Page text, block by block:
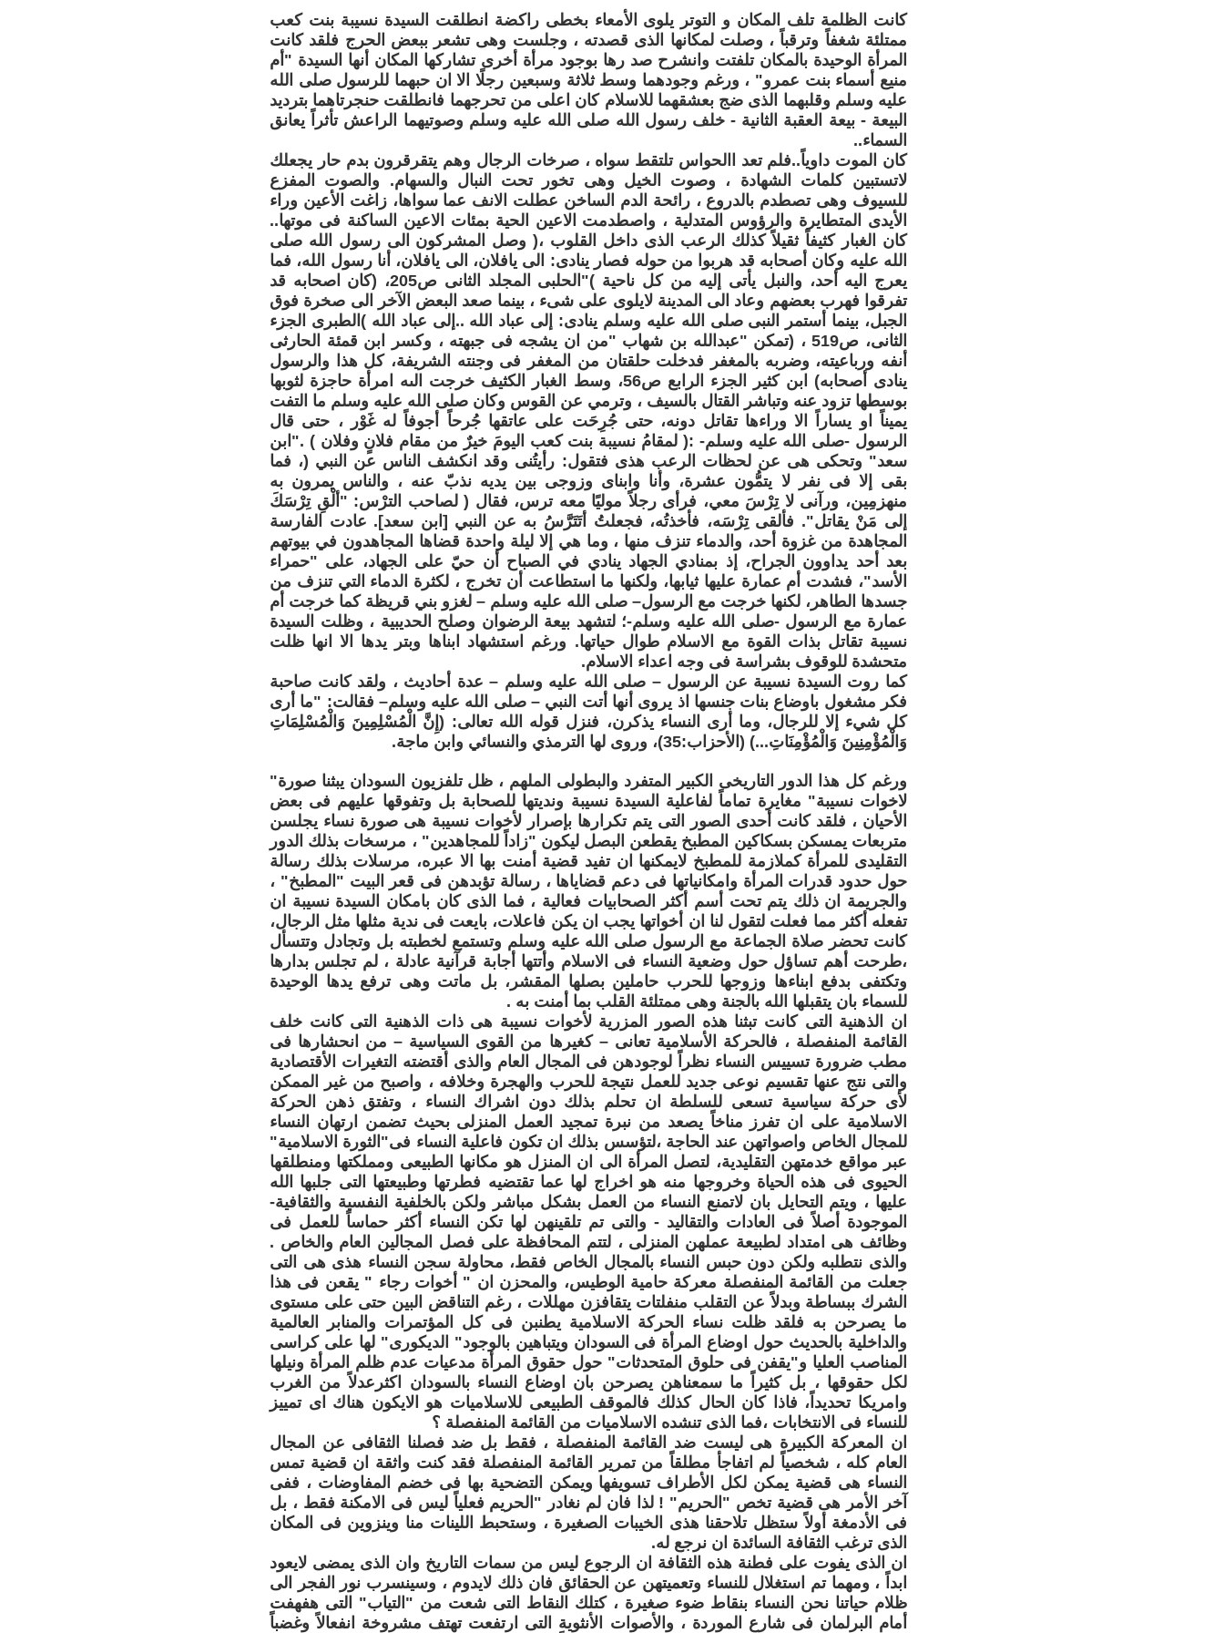
كانت الظلمة تلف المكان و التوتر يلوى الأمعاء بخطى راكضة انطلقت السيدة نسيبة بنت كعب
ممتلئة شغفاً وترقباً ، وصلت لمكانها الذى قصدته ، وجلست وهى تشعر ببعض الحرج فلقد كانت
المرأة الوحيدة بالمكان تلفتت وانشرح صد رها بوجود مرأة أخرى تشاركها المكان أنها السيدة "أم
منيع أسماء بنت عمرو" ، ورغم وجودهما وسط ثلاثة وسبعين رجلًا الا ان حبهما للرسول صلى الله
عليه وسلم وقلبهما الذى ضج بعشقهما للاسلام كان اعلى من تحرجهما فانطلقت حنجرتاهما بترديد
البيعة - بيعة العقبة الثانية - خلف رسول الله صلى الله عليه وسلم وصوتيهما الراعش تأثراً يعانق
السماء..
كان الموت داوياً..فلم تعد االحواس تلتقط سواه ، صرخات الرجال وهم يتقرقرون بدم حار يجعلك
لاتستبين كلمات الشهادة ، وصوت الخيل وهى تخور تحت النبال والسهام. والصوت المفزع
للسيوف وهى تصطدم بالدروع ، رائحة الدم الساخن عطلت الانف عما سواها، زاغت الأعين وراء
الأيدى المتطايرة والرؤوس المتدلية ، واصطدمت الاعين الحية بمئات الاعين الساكنة فى موتها..
كان الغبار كثيفاً ثقيلاً كذلك الرعب الذى داخل القلوب ،( وصل المشركون الى رسول الله صلى
الله عليه وكان أصحابه قد هربوا من حوله فصار ينادى: الى يافلان، الى يافلان، أنا رسول الله، فما
يعرج اليه أحد، والنبل يأتى إليه من كل ناحية )"الحلبى المجلد الثانى ص205، (كان اصحابه قد
تفرقوا فهرب بعضهم وعاد الى المدينة لايلوى على شىء ، بينما صعد البعض الآخر الى صخرة فوق
الجبل، بينما أستمر النبى صلى الله عليه وسلم ينادى: إلى عباد الله ..إلى عباد الله )الطبرى الجزء
الثانى، ص519 ، (تمكن "عبدالله بن شهاب "من ان يشجه فى جبهته ، وكسر ابن قمئة الحارثى
أنفه ورباعيته، وضربه بالمغفر فدخلت حلقتان من المغفر فى وجنته الشريفة، كل هذا والرسول
ينادى أصحابه) ابن كثير الجزء الرابع ص56، وسط الغبار الكثيف خرجت الىه امرأة حاجزة لثوبها
بوسطها تزود عنه وتباشر القتال بالسيف ، وترمي عن القوس وكان صلى الله عليه وسلم ما التفت
يميناً او يساراً الا وراءها تقاتل دونه، حتى جُرِحَت على عاتقها جُرحاً أجوفاً له غَوْر ، حتى قال
الرسول -صلى الله عليه وسلم- :( لمقامُ نسيبة بنت كعب اليومَ خيرٌ من مقام فلانٍ وفلان ) ."ابن
سعد" وتحكى هى عن لحظات الرعب هذى فتقول: رأيتُنى وقد انكشف الناس عن النبي (، فما
بقى إلا فى نفر لا يتمُّون عشرة، وأنا وابناى وزوجى بين يديه نذبّ عنه ، والناس يمرون به
منهزمِين، ورآنى لا تِرْسَ معي، فرأى رجلاً موليًا معه ترس، فقال ( لصاحب الترْس: "ألْقِ تِرْسَكَ
إلى مَنْ يقاتل". فألقى تِرْسَه، فأخذتُه، فجعلتُ أتَتَرَّسُ به عن النبي [ابن سعد]. عادت الفارسة
المجاهدة من غزوة أحد، والدماء تنزف منها ، وما هي إلا ليلة واحدة قضاها المجاهدون في بيوتهم
بعد أحد يداوون الجراح، إذ بمنادي الجهاد ينادي في الصباح أن حيّ على الجهاد، على "حمراء
الأسد"، فشدت أم عمارة عليها ثيابها، ولكنها ما استطاعت أن تخرج ، لكثرة الدماء التي تنزف من
جسدها الطاهر، لكنها خرجت مع الرسول– صلى الله عليه وسلم – لغزو بني قريظة كما خرجت أم
عمارة مع الرسول -صلى الله عليه وسلم-؛ لتشهد بيعة الرضوان وصلح الحديبية ، وظلت السيدة
نسيبة تقاتل بذات القوة مع الاسلام طوال حياتها. ورغم استشهاد ابناها وبتر يدها الا انها ظلت
متحشدة للوقوف بشراسة فى وجه اعداء الاسلام.
كما روت السيدة نسيبة عن الرسول – صلى الله عليه وسلم – عدة أحاديث ، ولقد كانت صاحبة
فكر مشغول باوضاع بنات جنسها اذ يروى أنها أتت النبي – صلى الله عليه وسلم– فقالت: "ما أرى
كل شيء إلا للرجال، وما أرى النساء يذكرن، فنزل قوله الله تعالى: (إِنَّ الْمُسْلِمِينَ وَالْمُسْلِمَاتِ
وَالْمُؤْمِنِينَ وَالْمُؤْمِنَاتِ...) (الأحزاب:35)، وروى لها الترمذي والنسائي وابن ماجة.
ورغم كل هذا الدور التاريخى الكبير المتفرد والبطولى الملهم ، ظل تلفزيون السودان يبثنا صورة"
لاخوات نسيبة" مغايرة تماماً لفاعلية السيدة نسيبة ونديتها للصحابة بل وتفوقها عليهم فى بعض
الأحيان ، فلقد كانت أحدى الصور التى يتم تكرارها بإصرار لأخوات نسيبة هى صورة نساء يجلسن
متربعات يمسكن بسكاكين المطبخ يقطعن البصل ليكون "زاداً للمجاهدين" ، مرسخات بذلك الدور
التقليدى للمرأة كملازمة للمطبخ لايمكنها ان تفيد قضية أمنت بها الا عبره، مرسلات بذلك رسالة
حول حدود قدرات المرأة وامكانياتها فى دعم قضاياها ، رسالة تؤبدهن فى قعر البيت "المطبخ" ،
والجريمة ان ذلك يتم تحت أسم أكثر الصحابيات فعالية ، فما الذى كان بامكان السيدة نسيبة ان
تفعله أكثر مما فعلت لتقول لنا ان أخواتها يجب ان يكن فاعلات، بايعت فى ندية مثلها مثل الرجال،
كانت تحضر صلاة الجماعة مع الرسول صلى الله عليه وسلم وتستمع لخطبته بل وتجادل وتتسأل
،طرحت أهم تساؤل حول وضعية النساء فى الاسلام وأتتها أجابة قرآنية عادلة ، لم تجلس بدارها
وتكتفى بدفع ابناءها وزوجها للحرب حاملين بصلها المقشر، بل ماتت وهى ترفع يدها الوحيدة
للسماء بان يتقبلها الله بالجنة وهى ممتلئة القلب بما أمنت به .
ان الذهنية التى كانت تبثنا هذه الصور المزرية لأخوات نسيبة هى ذات الذهنية التى كانت خلف
القائمة المنفصلة ، فالحركة الأسلامية تعانى – كغيرها من القوى السياسية – من انحشارها فى
مطب ضرورة تسييس النساء نظراً لوجودهن فى المجال العام والذى أقتضته التغيرات الأقتصادية
والتى نتج عنها تقسيم نوعى جديد للعمل نتيجة للحرب والهجرة وخلافه ، واصبح من غير الممكن
لأى حركة سياسية تسعى للسلطة ان تحلم بذلك دون اشراك النساء ، وتفتق ذهن الحركة
الاسلامية على ان تفرز مناخاً يصعد من نبرة تمجيد العمل المنزلى بحيث تضمن ارتهان النساء
للمجال الخاص واصواتهن عند الحاجة ،لتؤسس بذلك ان تكون فاعلية النساء فى"الثورة الاسلامية"
عبر مواقع خدمتهن التقليدية، لتصل المرأة الى ان المنزل هو مكانها الطبيعى ومملكتها ومنطلقها
الحيوى فى هذه الحياة وخروجها منه هو اخراج لها عما تقتضيه فطرتها وطبيعتها التى جلبها الله
عليها ، ويتم التحايل بان لاتمنع النساء من العمل بشكل مباشر ولكن بالخلفية النفسية والثقافية-
الموجودة أصلاً فى العادات والتقاليد - والتى تم تلقينهن لها تكن النساء أكثر حماساً للعمل فى
وظائف هى امتداد لطبيعة عملهن المنزلى ، لتتم المحافظة على فصل المجالين العام والخاص .
والذى نتطلبه ولكن دون حبس النساء بالمجال الخاص فقط، محاولة سجن النساء هذى هى التى
جعلت من القائمة المنفصلة معركة حامية الوطيس، والمحزن ان " أخوات رجاء " يقعن فى هذا
الشرك ببساطة وبدلاً عن التقلب منفلتات يتقافزن مهللات ، رغم التناقض البين حتى على مستوى
ما يصرحن به فلقد ظلت نساء الحركة الاسلامية يطنبن فى كل المؤتمرات والمنابر العالمية
والداخلية بالحديث حول اوضاع المرأة فى السودان ويتباهين بالوجود" الديكورى" لها على كراسى
المناصب العليا و"يقفن فى حلوق المتحدثات" حول حقوق المرأة مدعيات عدم ظلم المرأة ونيلها
لكل حقوقها ، بل كثيراً ما سمعناهن يصرحن بان اوضاع النساء بالسودان اكثرعدلاً من الغرب
وامريكا تحديداً، فاذا كان الحال كذلك فالموقف الطبيعى للاسلاميات هو الايكون هناك اى تمييز
للنساء فى الانتخابات ،فما الذى تنشده الاسلاميات من القائمة المنفصلة ؟
ان المعركة الكبيرة هى ليست ضد القائمة المنفصلة ، فقط بل ضد فصلنا الثقافى عن المجال
العام كله ، شخصياً لم اتفاجأ مطلقاً من تمرير القائمة المنفصلة فقد كنت واثقة ان قضية تمس
النساء هى قضية يمكن لكل الأطراف تسويفها ويمكن التضحية بها فى خضم المفاوضات ، ففى
آخر الأمر هى قضية تخص "الحريم" ! لذا فان لم نغادر "الحريم فعلياً ليس فى الامكنة فقط ، بل
فى الأدمغة أولاً ستظل تلاحقنا هذى الخيبات الصغيرة ، وستحبط اللينات منا وينزوين فى المكان
الذى ترغب الثقافة السائدة ان نرجع له.
ان الذى يفوت على فطنة هذه الثقافة ان الرجوع ليس من سمات التاريخ وان الذى يمضى لايعود
ابداً ، ومهما تم استغلال للنساء وتعميتهن عن الحقائق فان ذلك لايدوم ، وسينسرب نور الفجر الى
ظلام حياتنا نحن النساء بنقاط ضوء صغيرة ، كتلك النقاط التى شعت من "التياب" التى هفهفت
أمام البرلمان فى شارع الموردة ، والأصوات الأنثوية التى ارتفعت تهتف مشروخة انفعالاً وغضباً